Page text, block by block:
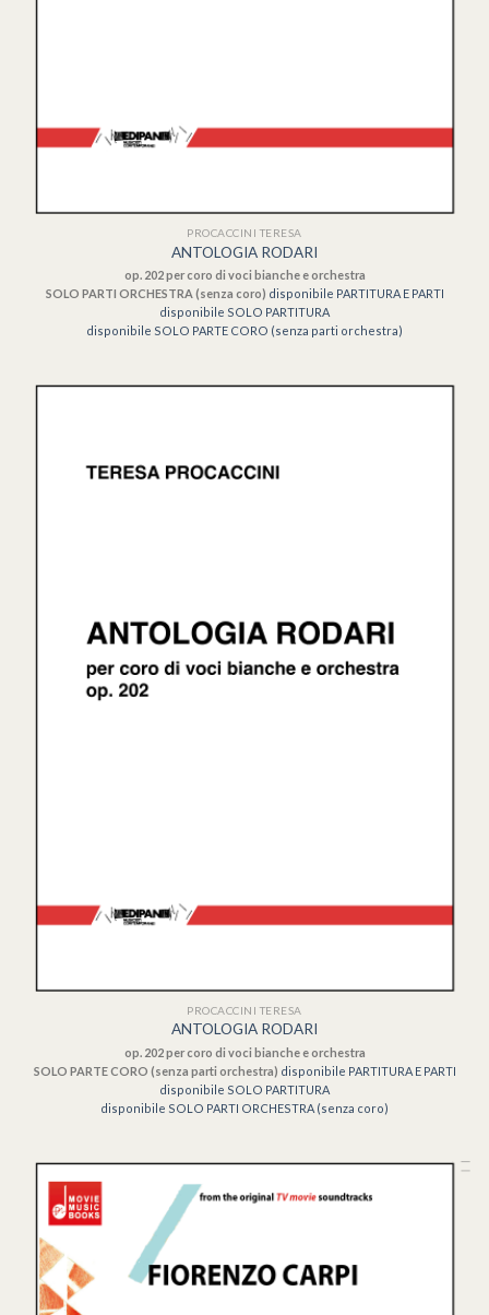
PROCACCINI TERESA
ANTOLOGIA RODARI
op. 202 per coro di voci bianche e orchestra
SOLO PARTI ORCHESTRA (senza coro) disponibile PARTITURA E PARTI
disponibile SOLO PARTITURA
disponibile SOLO PARTE CORO (senza parti orchestra)
PROCACCINI TERESA
ANTOLOGIA RODARI
op. 202 per coro di voci bianche e orchestra
SOLO PARTE CORO (senza parti orchestra) disponibile PARTITURA E PARTI
disponibile SOLO PARTITURA
disponibile SOLO PARTI ORCHESTRA (senza coro)